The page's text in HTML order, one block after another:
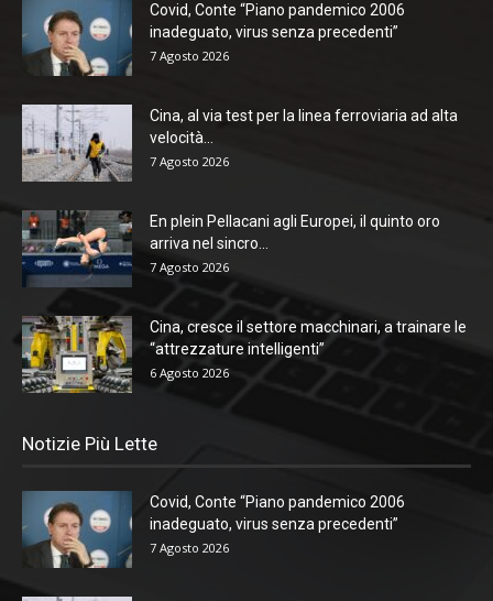
Covid, Conte “Piano pandemico 2006
inadeguato, virus senza precedenti”
7 Agosto 2026
Cina, al via test per la linea ferroviaria ad alta
velocità...
7 Agosto 2026
En plein Pellacani agli Europei, il quinto oro
arriva nel sincro...
7 Agosto 2026
Cina, cresce il settore macchinari, a trainare le
“attrezzature intelligenti”
6 Agosto 2026
Notizie Più Lette
Covid, Conte “Piano pandemico 2006
inadeguato, virus senza precedenti”
7 Agosto 2026